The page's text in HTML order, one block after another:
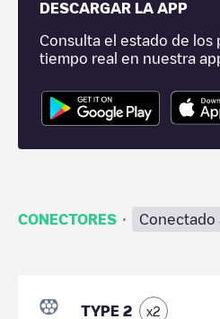
DESCARGAR LA APP
Consulta el estado de los
tiempo real en nuestra
CONECTORES · Conectado
TYPE 2 x2